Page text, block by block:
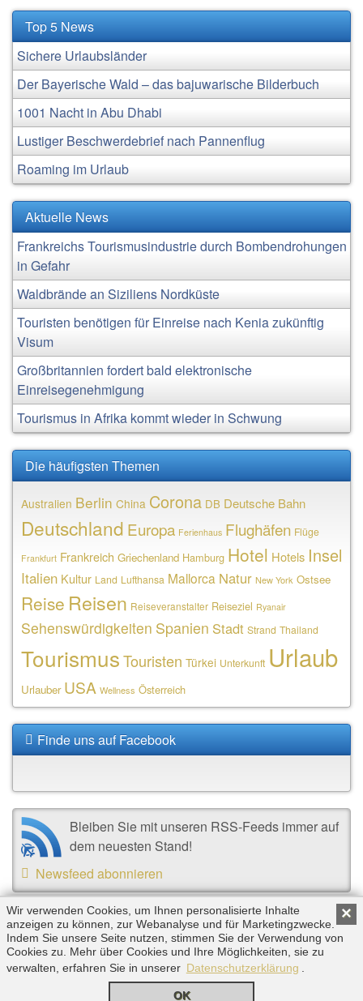
Top 5 News
Sichere Urlaubsländer
Der Bayerische Wald – das bajuwarische Bilderbuch
1001 Nacht in Abu Dhabi
Lustiger Beschwerdebrief nach Pannenflug
Roaming im Urlaub
Aktuelle News
Frankreichs Tourismusindustrie durch Bombendrohungen
in Gefahr
Waldbrände an Siziliens Nordküste
Touristen benötigen für Einreise nach Kenia zukünftig
Visum
Großbritannien fordert bald elektronische
Einreisegenehmigung
Tourismus in Afrika kommt wieder in Schwung
Die häufigsten Themen
Australien Berlin China Corona DB Deutsche Bahn
Deutschland Europa Ferienhaus Flughäfen Flüge
Frankfurt Frankreich Griechenland Hamburg Hotel Hotels Insel
Italien Kultur Land Lufthansa Mallorca Natur New York Ostsee
Reise Reisen Reiseveranstalter Reiseziel Ryanair
Sehenswürdigkeiten Spanien Stadt Strand Thailand
TourismusTouristen Türkei Unterkunft Urlaub
Urlauber USA Wellness Österreich
Finde uns auf Facebook
Bleiben Sie mit unseren RSS-Feeds immer auf
dem neuesten Stand!
Newsfeed abonnieren
Copyright © 2026 by Triplemind GmbH. Alle Rechte
vorbehalten. |Impressum|Datenschutz
×
Wir verwenden Cookies, um Ihnen personalisierte Inhalte
anzeigen zu können, zur Webanalyse und für Marketingzwecke.
Indem Sie unsere Seite nutzen, stimmen Sie der Verwendung von
Cookies zu. Mehr über Cookies und Ihre Möglichkeiten, sie zu
verwalten, erfahren Sie in unserer Datenschutzerklärung
OK